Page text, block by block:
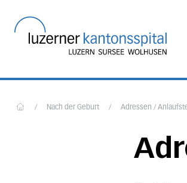
/ Nach der Geburt / Adressen /